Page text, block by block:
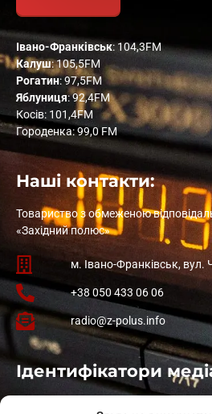
Івано-Франківськ: 104,3FM
Калуш: 105,5FM
Рогатин: 97,5FM
Яблуниця: 92,4FM
Косів: 101,4FM
Городенка: 99,0 FM
Наші контакти:
Товариство з обмеженою
«Західний полюс»
м. Івано-Франківськ, вул.
+38 050 433 06 06
radio@z-polus.info
Ідентифікатори